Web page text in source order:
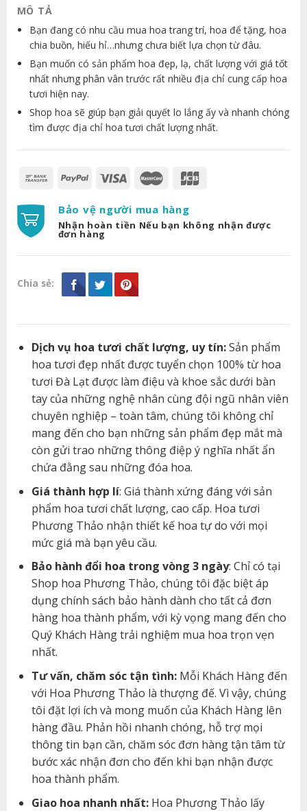
MÔ TẢ
Bạn đang có nhu cầu mua hoa trang trí, hoa để tặng, hoa
chia buồn, hiếu hỉ…nhưng chưa biết lựa chọn từ đâu.
Bạn muốn có sản phẩm hoa đẹp, lạ, chất lượng với giá tốt
nhất nhưng phân vân trước rất nhiều địa chỉ cung cấp hoa
tươi hiện nay.
Shop hoa sẽ giúp bạn giải quyết lo lắng ấy và nhanh chóng
tìm được địa chỉ hoa tươi chất lượng nhất.
Bảo vệ người mua hàng
Nhận hoàn tiền Nếu bạn không nhận được
đơn hàng
Chia sẻ:
Dịch vụ hoa tươi chất lượng, uy tín:Sản phẩm
hoa tươi đẹp nhất được tuyển chọn 100% từ hoa
tươi Đà Lạt được làm điệu và khoe sắc dưới bàn
tay của những nghệ nhân cùng đội ngũ nhân viên
chuyên nghiệp – toàn tâm, chúng tôi không chỉ
mang đến cho bạn những sản phẩm đẹp mắt mà
còn gửi trao những thông điệp ý nghĩa nhất ẩn
chứa đằng sau những đóa hoa.
Giá thành hợp lí: Giá thành xứng đáng với sản
phẩm hoa tươi chất lượng, cao cấp. Hoa tươi
Phương Thảo nhận thiết kế hoa tự do với mọi
mức giá mà bạn yêu cầu.
Bảo hành đổi hoa trong vòng 3 ngày: Chỉ có tại
Shop hoa Phương Thảo, chúng tôi đặc biệt áp
dụng chính sách bảo hành dành cho tất cả đơn
hàng hoa thành phẩm, với kỳ vọng mang đến cho
Quý Khách Hàng trải nghiệm mua hoa trọn vẹn
nhất.
Tư vấn, chăm sóc tận tình:Mỗi Khách Hàng đến
với Hoa Phương Thảo là thượng đế. Vì vậy, chúng
tôi đặt lợi ích và mong muốn của Khách Hàng lên
hàng đầu. Phản hồi nhanh chóng, hỗ trợ mọi
thông tin bạn cần, chăm sóc đơn hàng tận tâm từ
bước xác nhận đơn cho đến khi bạn nhận được
hoa thành phẩm.
Giao hoa nhanh nhất:Hoa Phương Thảo lấy